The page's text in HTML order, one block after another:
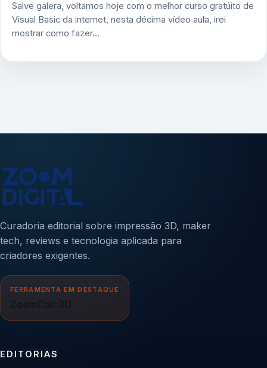
Salve galera, voltamos hoje com o melhor curso gratúito de
Visual Basic da internet, nesta décima vídeo aula, irei
mostrar como fazer…
Curadoria editorial sobre impressão 3D, maker
tech, reviews e tecnologia aplicada para
criadores exigentes.
FERRAMENTA EM DESTAQUE
ZoomCalc3D
EDITORIAS